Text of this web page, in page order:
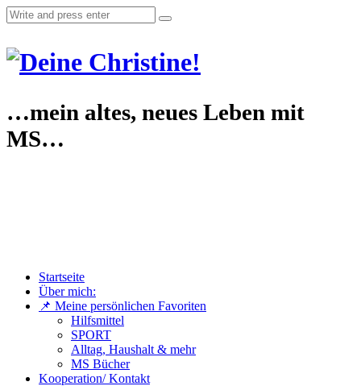
…mein altes, neues Leben mit
MS…
Startseite
Über mich:
📌 Meine persönlichen Favoriten
Hilfsmittel
SPORT
Alltag, Haushalt & mehr
MS Bücher
Kooperation/ Kontakt